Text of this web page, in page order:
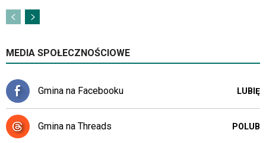
MEDIA SPOŁECZNOŚCIOWE
Gmina na Facebooku LUBIĘ
Gmina na Threads POLUB